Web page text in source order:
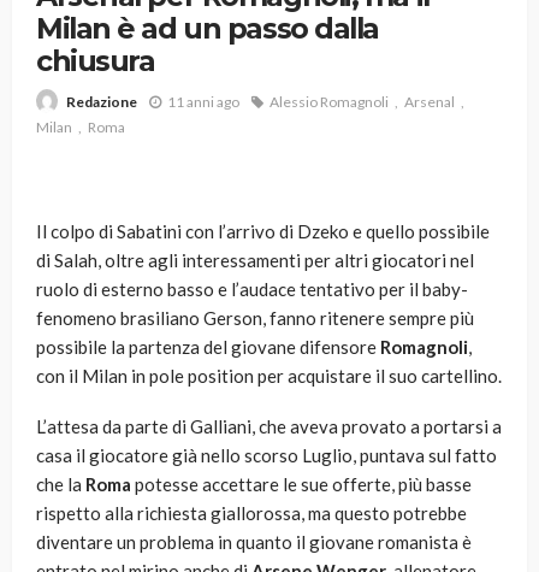
Milan è ad un passo dalla
chiusura
Redazione 11 anni ago Alessio Romagnoli
Arsenal
Milan
Roma
Il colpo di Sabatini con l’arrivo di Dzeko e quello possibile
di Salah, oltre agli interessamenti per altri giocatori nel
ruolo di esterno basso e l’audace tentativo per il baby-
fenomeno brasiliano Gerson, fanno ritenere sempre più
possibile la partenza del giovane difensore Romagnoli,
con il Milan in pole position per acquistare il suo cartellino.
L’attesa da parte di Galliani, che aveva provato a portarsi a
casa il giocatore già nello scorso Luglio, puntava sul fatto
che la Roma potesse accettare le sue offerte, più basse
rispetto alla richiesta giallorossa, ma questo potrebbe
diventare un problema in quanto il giovane romanista è